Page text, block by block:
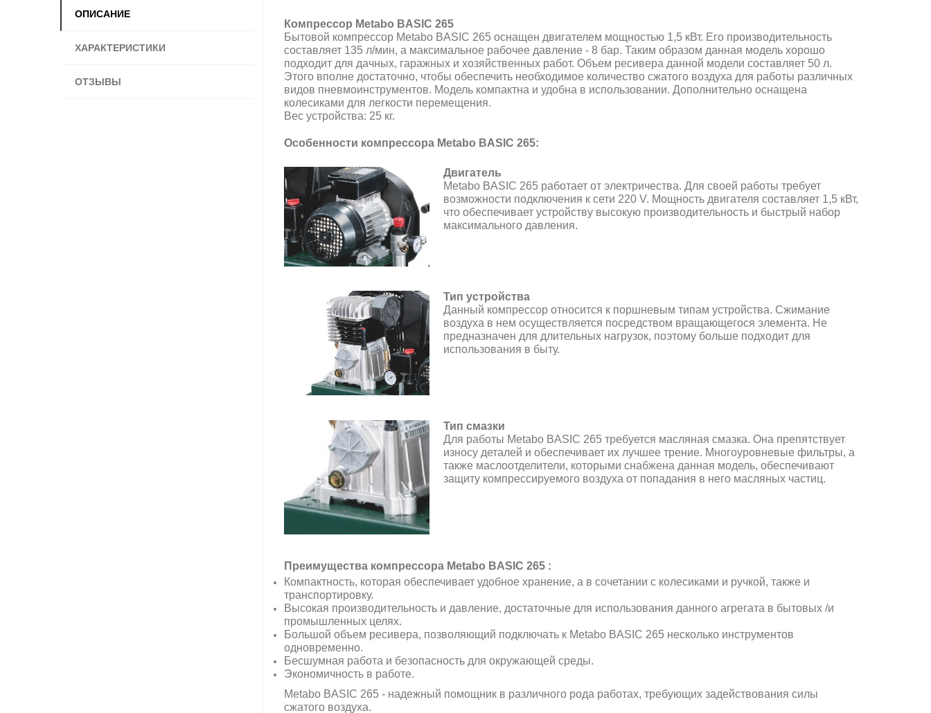
ОПИСАНИЕ
ХАРАКТЕРИСТИКИ
ОТЗЫВЫ
Компрессор Metabo BASIC 265
Бытовой компрессор Metabo BASIC 265 оснащен двигателем мощностью 1,5 кВт. Его производительность
составляет 135 л/мин, а максимальное рабочее давление - 8 бар. Таким образом данная модель хорошо
подходит для дачных, гаражных и хозяйственных работ. Объем ресивера данной модели составляет 50 л.
Этого вполне достаточно, чтобы обеспечить необходимое количество сжатого воздуха для работы различных
видов пневмоинструментов. Модель компактна и удобна в использовании. Дополнительно оснащена
колесиками для легкости перемещения.
Вес устройства: 25 кг.
Особенности компрессора Metabo BASIC 265:
Двигатель
Metabo BASIC 265 работает от электричества. Для своей работы требует
возможности подключения к сети 220 V. Мощность двигателя составляет 1,5 кВт,
что обеспечивает устройству высокую производительность и быстрый набор
максимального давления.
Тип устройства
Данный компрессор относится к поршневым типам устройства. Сжимание
воздуха в нем осуществляется посредством вращающегося элемента. Не
предназначен для длительных нагрузок, поэтому больше подходит для
использования в быту.
Тип смазки
Для работы Metabo BASIC 265 требуется масляная смазка. Она препятствует
износу деталей и обеспечивает их лучшее трение. Многоуровневые фильтры, а
также маслоотделители, которыми снабжена данная модель, обеспечивают
защиту компрессируемого воздуха от попадания в него масляных частиц.
Преимущества компрессора Metabo BASIC 265 :
Компактность, которая обеспечивает удобное хранение, а в сочетании с колесиками и ручкой, также и
транспортировку.
Высокая производительность и давление, достаточные для использования данного агрегата в бытовых /и
промышленных целях.
Большой объем ресивера, позволяющий подключать к Metabo BASIC 265 несколько инструментов
одновременно.
Бесшумная работа и безопасность для окружающей среды.
Экономичность в работе.
Metabo BASIC 265 - надежный помощник в различного рода работах, требующих задействования силы
сжатого воздуха.